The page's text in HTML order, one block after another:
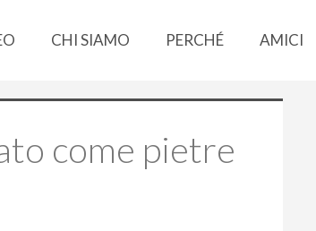
CHI SIAMO PERCHÉ AMICI
come pietre